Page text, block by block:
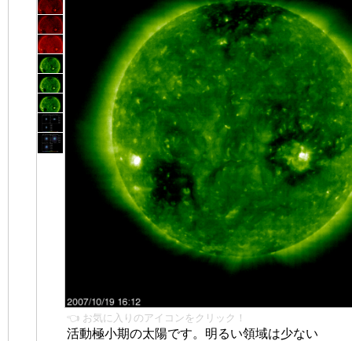
👈 お気に入りのアイコンをクリック！
活動極小期の太陽です。明るい領域は少ない